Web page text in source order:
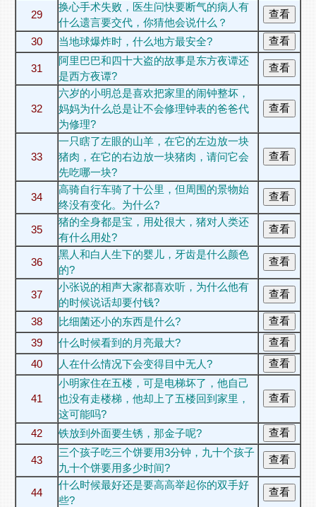
29
换心手术失败，医生问快要断气的病人有
什么遗言要交代，你猜他会说什么？
30
当地球爆炸时，什么地方最安全?
31
阿里巴巴和四十大盗的故事是东方夜谭还
是西方夜谭?
32
六岁的小明总是喜欢把家里的闹钟整坏，
妈妈为什么总是让不会修理钟表的爸爸代
为修理?
33
一只瞎了左眼的山羊，在它的左边放一块
猪肉，在它的右边放一块猪肉，请问它会
先吃哪一块?
34
高骑自行车骑了十公里，但周围的景物始
终没有变化。为什么?
35
猪的全身都是宝，用处很大，猪对人类还
有什么用处?
36
黑人和白人生下的婴儿，牙齿是什么颜色
的?
37
小张说的相声大家都喜欢听，为什么他有
的时候说话却要付钱?
38
比细菌还小的东西是什么?
39
什么时候看到的月亮最大?
40
人在什么情况下会变得目中无人?
41
小明家住在五楼，可是电梯坏了，他自己
也没有走楼梯，他却上了五楼回到家里，
这可能吗?
42
铁放到外面要生锈，那金子呢?
43
三个孩子吃三个饼要用3分钟，九十个孩子
九十个饼要用多少时间?
44
什么时候最好还是要高高举起你的双手好
些?